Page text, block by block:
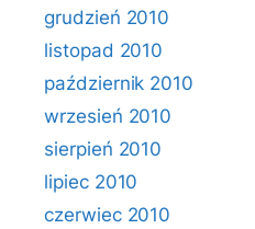
grudzień 2010
listopad 2010
październik 2010
wrzesień 2010
sierpień 2010
lipiec 2010
czerwiec 2010